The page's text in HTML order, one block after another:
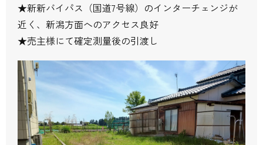
★新新バイパス（国道7号線）のインターチェンジが
近く、新潟方面へのアクセス良好
★売主様にて確定測量後の引渡し